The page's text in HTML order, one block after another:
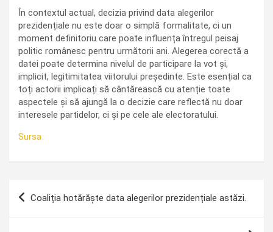
În contextul actual, decizia privind data alegerilor
prezidențiale nu este doar o simplă formalitate, ci un
moment definitoriu care poate influența întregul peisaj
politic românesc pentru următorii ani. Alegerea corectă a
datei poate determina nivelul de participare la vot și,
implicit, legitimitatea viitorului președinte. Este esențial ca
toți actorii implicați să cântărească cu atenție toate
aspectele și să ajungă la o decizie care reflectă nu doar
interesele partidelor, ci și pe cele ale electoratului.
Sursa
Navigare
Coaliția hotărăște data alegerilor prezidențiale astăzi.